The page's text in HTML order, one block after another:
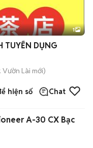
1
TUYỂN DỤNG
Vườn Lài mới)
hiện số Chat
A-30 CX Bạc